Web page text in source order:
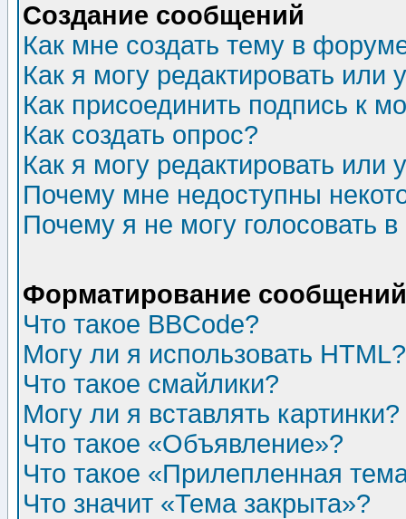
Создание сообщений
Как мне создать тему в
Как я могу редактировать или
Как присоединить подпись к
Как создать опрос?
Как я могу редактировать или
Почему мне недоступны
Почему я не могу голосовать
Форматирование
Что такое BBCode?
Могу ли я использовать HTML?
Что такое смайлики?
Могу ли я вставлять картинки?
Что такое «Объявление»?
Что такое «Прилепленная
Что значит «Тема закрыта»?